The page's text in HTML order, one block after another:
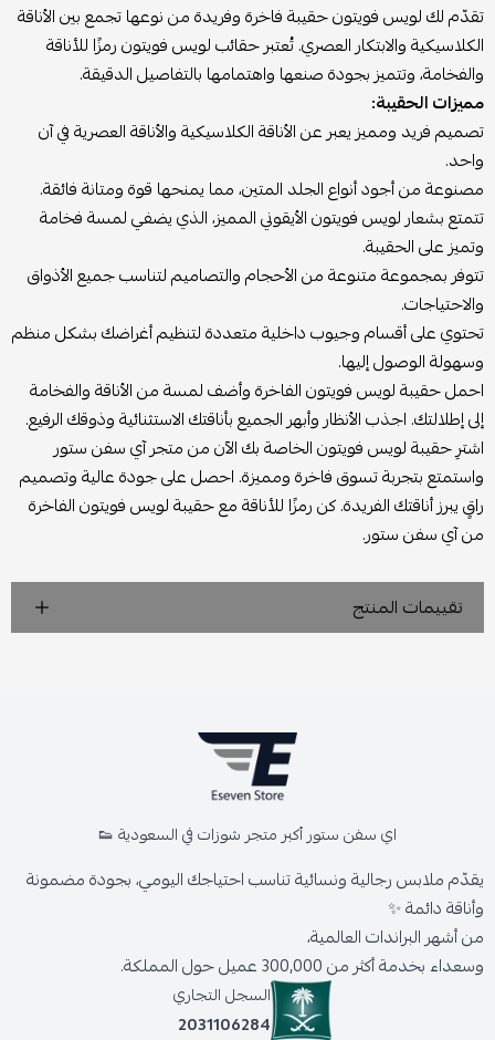
تقدّم لك لويس فويتون حقيبة فاخرة وفريدة من نوعها تجمع بين الأناقة
الكلاسيكية والابتكار العصري. تُعتبر حقائب لويس فويتون رمزًا للأناقة
والفخامة، وتتميز بجودة صنعها واهتمامها بالتفاصيل الدقيقة.
مميزات الحقيبة:
تصميم فريد ومميز يعبر عن الأناقة الكلاسيكية والأناقة العصرية في آن
واحد.
مصنوعة من أجود أنواع الجلد المتين، مما يمنحها قوة ومتانة فائقة.
تتمتع بشعار لويس فويتون الأيقوني المميز، الذي يضفي لمسة فخامة
وتميز على الحقيبة.
تتوفر بمجموعة متنوعة من الأحجام والتصاميم لتناسب جميع الأذواق
والاحتياجات.
تحتوي على أقسام وجيوب داخلية متعددة لتنظيم أغراضك بشكل منظم
وسهولة الوصول إليها.
احمل حقيبة لويس فويتون الفاخرة وأضف لمسة من الأناقة والفخامة
إلى إطلالتك. اجذب الأنظار وأبهر الجميع بأناقتك الاستثنائية وذوقك الرفيع.
اشترِ حقيبة لويس فويتون الخاصة بك الآن من متجر آي سفن ستور
واستمتع بتجربة تسوق فاخرة ومميزة. احصل على جودة عالية وتصميم
راقٍ يبرز أناقتك الفريدة. كن رمزًا للأناقة مع حقيبة لويس فويتون الفاخرة
من آي سفن ستور.
تقييمات المنتج
اي سفن ستور أكبر متجر شوزات في السعودية 👟
يقدّم ملابس رجالية ونسائية تناسب احتياجك اليومي، بجودة مضمونة
وأناقة دائمة ✨
من أشهر البراندات العالمية،
وسعداء بخدمة أكثر من 300,000 عميل حول المملكة.
السجل التجاري
2031106284